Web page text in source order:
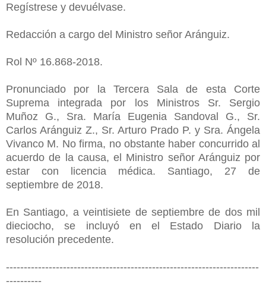
Regístrese y devuélvase.
Redacción a cargo del Ministro señor Aránguiz.
Rol Nº 16.868-2018.
Pronunciado por la Tercera Sala de esta Corte
Suprema integrada por los Ministros Sr. Sergio
Muñoz G., Sra. María Eugenia Sandoval G., Sr.
Carlos Aránguiz Z., Sr. Arturo Prado P. y Sra. Ángela
Vivanco M. No firma, no obstante haber concurrido al
acuerdo de la causa, el Ministro señor Aránguiz por
estar con licencia médica. Santiago, 27 de
septiembre de 2018.
En Santiago, a veintisiete de septiembre de dos mil
dieciocho, se incluyó en el Estado Diario la
resolución precedente.
-----------------------------------------------------------------------
----------